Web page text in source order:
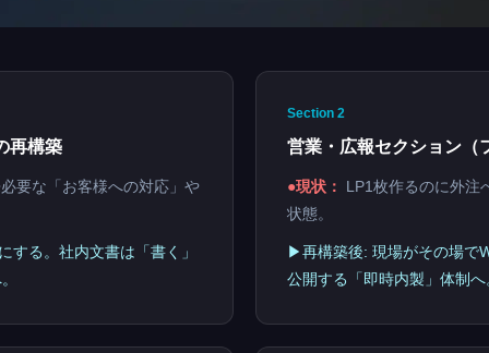
再構築
要な「お客様への対応」や
る。社内文書は「書く」
Section 2
営業・広報セクション（
●現状：
LP1枚作るのに外注
状態。
▶再構築後: 現場がその場で
公開する「即時内製」体制へ